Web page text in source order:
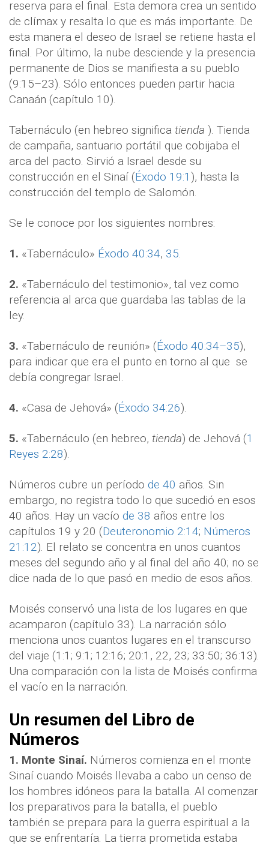
reserva para el final. Esta demora crea un sentido
de clímax y resalta lo que es más importante. De
esta manera el deseo de Israel se retiene hasta el
final. Por último, la nube desciende y la presencia
permanente de Dios se manifiesta a su pueblo
(9:15–23). Sólo entonces pueden partir hacia
Canaán (capítulo 10).
Tabernáculo (en hebreo significa tienda ). Tienda
de campaña, santuario portátil que cobijaba el
arca del pacto. Sirvió a Israel desde su
construcción en el Sinaí (Éxodo 19:1 ), hasta la
construcción del templo de Salomón.
Se le conoce por los siguientes nombres:
1. «Tabernáculo» Éxodo 40:34, 35.
2. «Tabernáculo del testimonio», tal vez como
referencia al arca que guardaba las tablas de la
ley.
3. «Tabernáculo de reunión» (Éxodo 40:34–35),
para indicar que era el punto en torno al que se
debía congregar Israel.
4. «Casa de Jehová» (Éxodo 34:26).
5. «Tabernáculo (en hebreo, tienda) de Jehová (1
Reyes 2:28).
Números cubre un período de 40 años. Sin
embargo, no registra todo lo que sucedió en esos
40 años. Hay un vacío de 38 años entre los
capítulos 19 y 20 (Deuteronomio 2:14; Números
21:12). El relato se concentra en unos cuantos
meses del segundo año y al final del año 40; no se
dice nada de lo que pasó en medio de esos años.
Moisés conservó una lista de los lugares en que
acamparon (capítulo 33). La narración sólo
menciona unos cuantos lugares en el transcurso
del viaje (1:1; 9:1; 12:16; 20:1, 22, 23; 33:50; 36:13).
Una comparación con la lista de Moisés confirma
el vacío en la narración.
Un resumen del Libro de
Números
1. Monte Sinaí. Números comienza en el monte
Sinaí cuando Moisés llevaba a cabo un censo de
los hombres idóneos para la batalla. Al comenzar
los preparativos para la batalla, el pueblo
también se prepara para la guerra espiritual a la
que se enfrentaría. La tierra prometida estaba